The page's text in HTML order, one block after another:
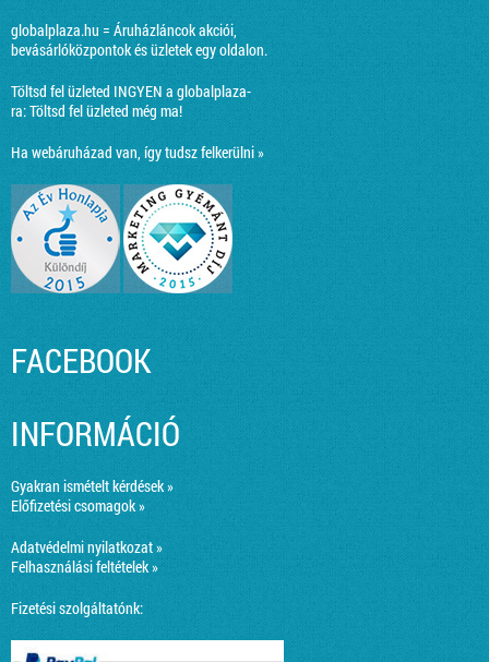
globalplaza.hu = Áruházláncok akciói,
bevásárlóközpontok és üzletek egy oldalon.
Töltsd fel üzleted INGYEN a globalplaza-
ra:Töltsd fel üzleted még ma!
Ha webáruházad van, így tudsz felkerülni »
FACEBOOK
INFORMÁCIÓ
Gyakran ismételt kérdések »
Előfizetési csomagok »
Adatvédelmi nyilatkozat »
Felhasználási feltételek »
Fizetési szolgáltatónk: